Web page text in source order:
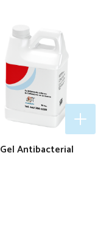
Gel Antibacterial